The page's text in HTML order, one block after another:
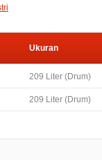
Ukuran
209 Liter (Drum)
209 Liter (Drum)